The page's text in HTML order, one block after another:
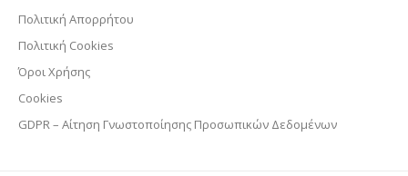
Πολιτική Απορρήτου
Πολιτική Cookies
Όροι Χρήσης
Cookies
GDPR – Αίτηση Γνωστοποίησης Προσωπικών Δεδομένων